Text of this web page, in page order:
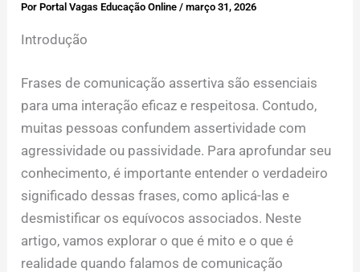
PorPortal Vagas Educação Online/março 31, 2026
Introdução
Frases de comunicação assertiva são essenciais
para uma interação eficaz e respeitosa. Contudo,
muitas pessoas confundem assertividade com
agressividade ou passividade. Para aprofundar seu
conhecimento, é importante entender o verdadeiro
significado dessas frases, como aplicá-las e
desmistificar os equívocos associados. Neste
artigo, vamos explorar o que é mito e o que é
realidade quando falamos de comunicação